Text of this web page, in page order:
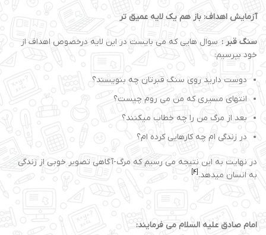
آزمایش اهداف: باز هم یک لایه عمیق تر
سنگ قبر : سوال هایی که می بایست در این لایه درخصوص اهداف از
خود بپرسیم:
دوست دارید روی سنگ قبرتان چه بنویسند؟
انتهای مسیری که من می روم چیست؟
بعد از مرگ من را چه خطاب میکنند؟
در زندگی ام چه کارهایی کرده ام؟
در نهایت به این نتیجه می رسیم که مرگ-آگاهی تصویر خوبی از زندگی
به انسان میدهد.
امام صادق علیه السلام می فرمایند: